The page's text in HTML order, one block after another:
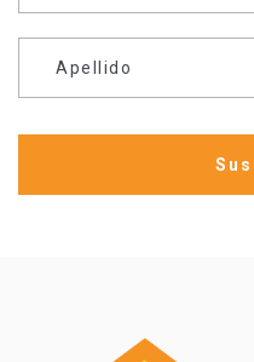
Apellido